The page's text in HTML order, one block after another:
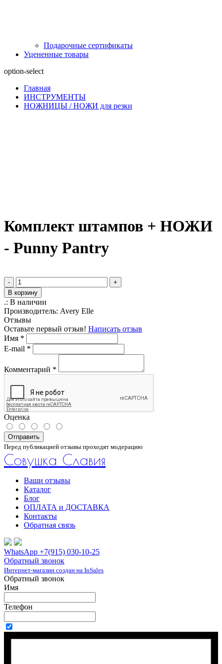
Подарочные сертификаты
Уцененные товары
option-select
Главная
ИНСТРУМЕНТЫ
НОЖНИЦЫ / НОЖИ для резки
Комплект штампов + НОЖИ
- Punny Pantry
-
+
В корзину
.: В наличии
Производитель: Avery Elle
Отзывы
Оставьте первый отзыв! Написать отзыв
Имя *
E-mail *
Комментарий *
Оценка
Отправить
Перед публикацией отзывы проходят модерацию
Совушка Славия
Ваши отзывы
Каталог
Блог
ОПЛАТА и ДОСТАВКА
Контакты
Обратная связь
WhatsApp +7(915) 030-10-25
Обратный звонок
Интернет-магазин создан на InSales
Обратный звонок
Имя
Телефон